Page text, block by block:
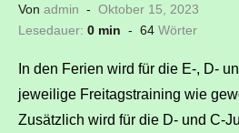
Von admin
Veröffentlicht
am
Oktober 15, 2023
Lesedauer: 0 min - 64 Wörter
In den Ferien wird für die E-, D-
jeweilige Freitagstraining wie
Zusätzlich wird für die D- und C-